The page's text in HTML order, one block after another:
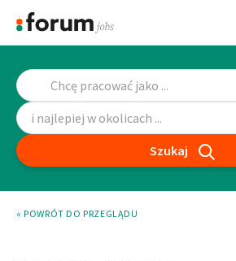
Szukaj
« POWRÓT DO PRZEGLĄDU